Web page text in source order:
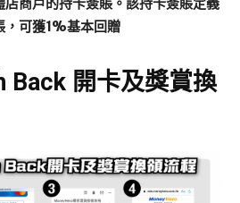
，可獲1%基本回贈
Back 開卡及獎賞換